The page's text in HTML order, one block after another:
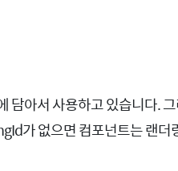
아서 사용하고 있습니다.
가 없으면 컴포넌트는 랜더